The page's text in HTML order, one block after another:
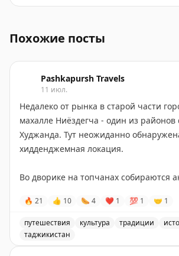
Похожие посты
Pashkapursh Travels
11 июл.
Недалеко от рынка в старой части
махалле Ниёздегча - один из районов
Худжанда. Тут неожиданно
хидденджемная локация.
Во дворике на топчанах собираются
равно все 50+) для турниров
нардам и шахматам.
И если современные чайханы
🔥 21 👍 10 🌭 4 ❤ 1 💯 1 🤝 1
путешествия культура традиции
таджикистан